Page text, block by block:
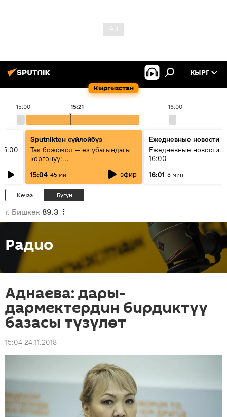
Кыргызстан
КЫРГ
15:00 16:00
15:21
Sputnikteн сүйлөйбүз
Так божомол — өз убагындагы
коргонуу:
гидрометеорологиялык кызмат
кантип өркүндөтүлүүдө
15:04 45 мин эфир
Ежедневные новости
Ежедневные новости.
16:00
16:01 3 мин
Кечээ Бүгүн
г. Бишкек 89.3
Радио
Аднаева: дары-
дармектердин бирдиктүү
базасы түзүлөт
15:04 24.11.2018